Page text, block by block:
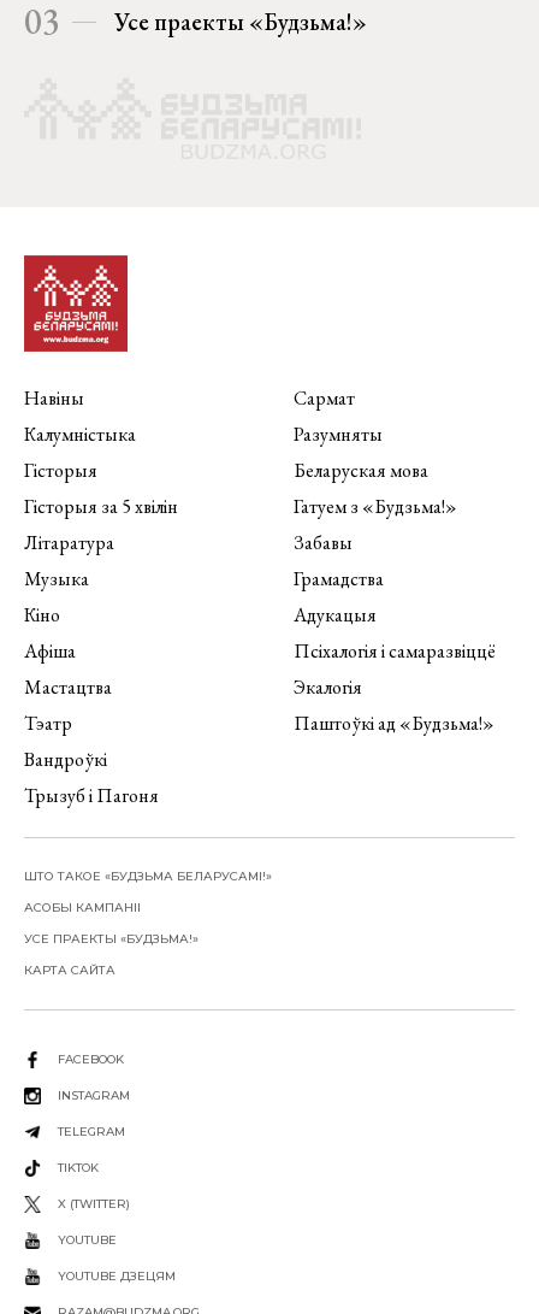
03 Усе праекты «Будзьма!»
Навіны
Калумністыка
Гісторыя
Гісторыя за 5 хвілін
Літаратура
Музыка
Кіно
Афіша
Мастацтва
Тэатр
Вандроўкі
Трызуб і Пагоня
Сармат
Разумняты
Беларуская мова
Гатуем з «Будзьма!»
Забавы
Грамадства
Адукацыя
Псіхалогія і самаразвіццё
Экалогія
Паштоўкі ад «Будзьма!»
ШТО ТАКОЕ «БУДЗЬМА БЕЛАРУСАМІ!»
АСОБЫ КАМПАНІІ
УСЕ ПРАЕКТЫ «БУДЗЬМА!»
КАРТА САЙТА
FACEBOOK
INSTAGRAM
TELEGRAM
TIKTOK
X (TWITTER)
YOUTUBE
YOUTUBE ДЗЕЦЯМ